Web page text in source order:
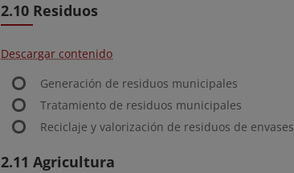
2.10 Residuos
Descargar contenido
Generación de residuos municipales
Tratamiento de residuos municipales
Reciclaje y valorización de residuos de envases
2.11 Agricultura